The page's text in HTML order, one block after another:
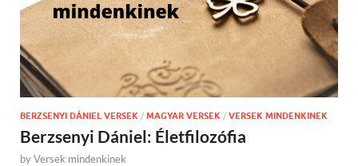
BERZSENYI DÁNIEL VERSEK / MAGYAR VERSEK / VERSEK MINDENKINEK
Berzsenyi Dániel: Életfilozófia
byVersek mindenkinek